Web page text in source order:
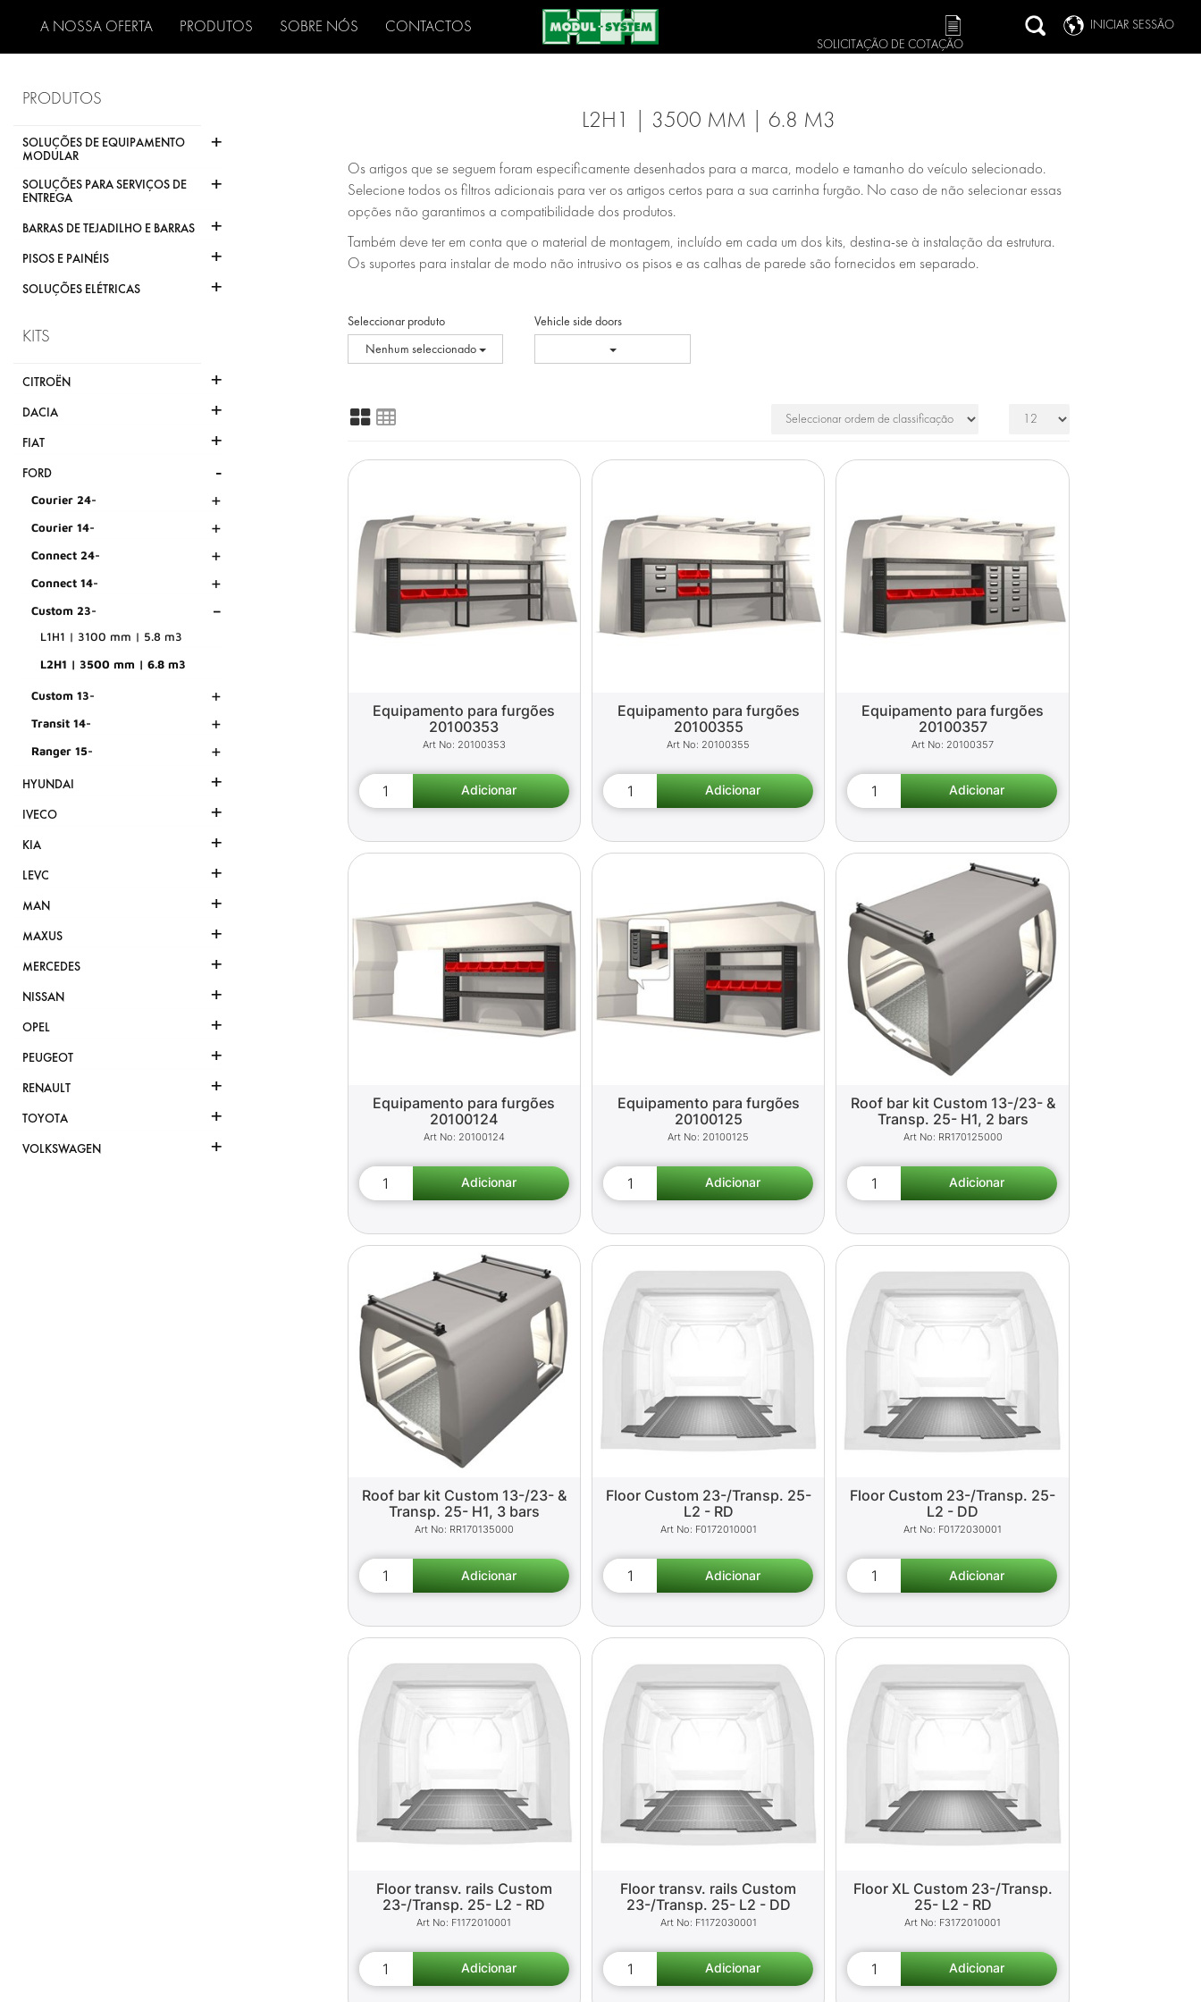
A NOSSA OFERTA PRODUTOS SOBRE NÓS CONTACTOS
INICIAR SESSÃO
SOLICITAÇÃO DE COTAÇÃO
PRODUTOS
SOLUÇÕES DE EQUIPAMENTO
MODULAR
+
SOLUÇÕES PARA SERVIÇOS DE
ENTREGA
+
BARRAS DE TEJADILHO E BARRAS +
PISOS E PAINÉIS +
SOLUÇÕES ELÉTRICAS +
KITS
CITROËN +
DACIA +
FIAT +
FORD -
Courier 24- +
Courier 14- +
Connect 24- +
Connect 14- +
Custom 23- -
L1H1 | 3100 mm | 5.8 m3
L2H1 | 3500 mm | 6.8 m3
Custom 13- +
Transit 14- +
Ranger 15- +
HYUNDAI +
IVECO +
KIA +
LEVC +
MAN +
MAXUS +
MERCEDES +
NISSAN +
OPEL +
PEUGEOT +
RENAULT +
TOYOTA +
VOLKSWAGEN +
L2H1 | 3500 MM | 6.8 M3
Os artigos que se seguem foram especificamente desenhados para a marca, modelo e tamanho do veículo selecionado.
Selecione todos os filtros adicionais para ver os artigos certos para a sua carrinha furgão. No caso de não selecionar essas
opções não garantimos a compatibilidade dos produtos.
Também deve ter em conta que o material de montagem, incluído em cada um dos kits, destina-se à instalação da estrutura.
Os suportes para instalar de modo não intrusivo os pisos e as calhas de parede são fornecidos em separado.
Seleccionar produto
Nenhum seleccionado
Vehicle side doors
Equipamento para furgões
20100353
20100353
Equipamento para furgões
20100355
20100355
Equipamento para furgões
20100357
20100357
Equipamento para furgões
20100124
20100124
Equipamento para furgões
20100125
20100125
Roof bar kit Custom 13-/23- &
Transp. 25- H1, 2 bars
RR170125000
Roof bar kit Custom 13-/23- &
Transp. 25- H1, 3 bars
RR170135000
Floor Custom 23-/Transp. 25-
L2 - RD
F0172010001
Floor Custom 23-/Transp. 25-
L2 - DD
F0172030001
Floor transv. rails Custom
23-/Transp. 25- L2 - RD
F1172010001
Floor transv. rails Custom
23-/Transp. 25- L2 - DD
F1172030001
Floor XL Custom 23-/Transp.
25- L2 - RD
F3172010001